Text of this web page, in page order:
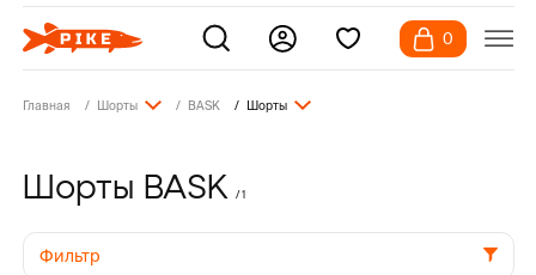
0
Главная Шорты BASK Шорты
Шорты BASK / 1
Фильтр